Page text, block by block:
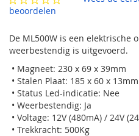
gallerij
beoordelen
De ML500W is een elektrische
weerbestendig is uitgevoerd.
• Magneet: 230 x 69 x 39mm
• Stalen Plaat: 185 x 60 x 13mm
• Status Led-indicatie: Nee
• Weerbestendig: Ja
• Voltage: 12V (480mA) / 24V
• Trekkracht: 500Kg